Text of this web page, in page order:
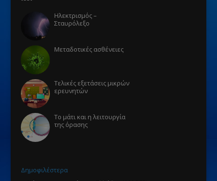
Ηλεκτρισμός –
Σταυρόλεξο
Μεταδοτικές ασθένειες
Τελικές εξετάσεις μικρών
ερευνητών
Το μάτι και η λειτουργία
της όρασης
Δημοφιλέστερα